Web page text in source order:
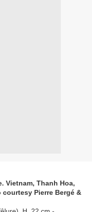
Vietnam, Thanh Hoa,
courtesy Pierre Bergé &